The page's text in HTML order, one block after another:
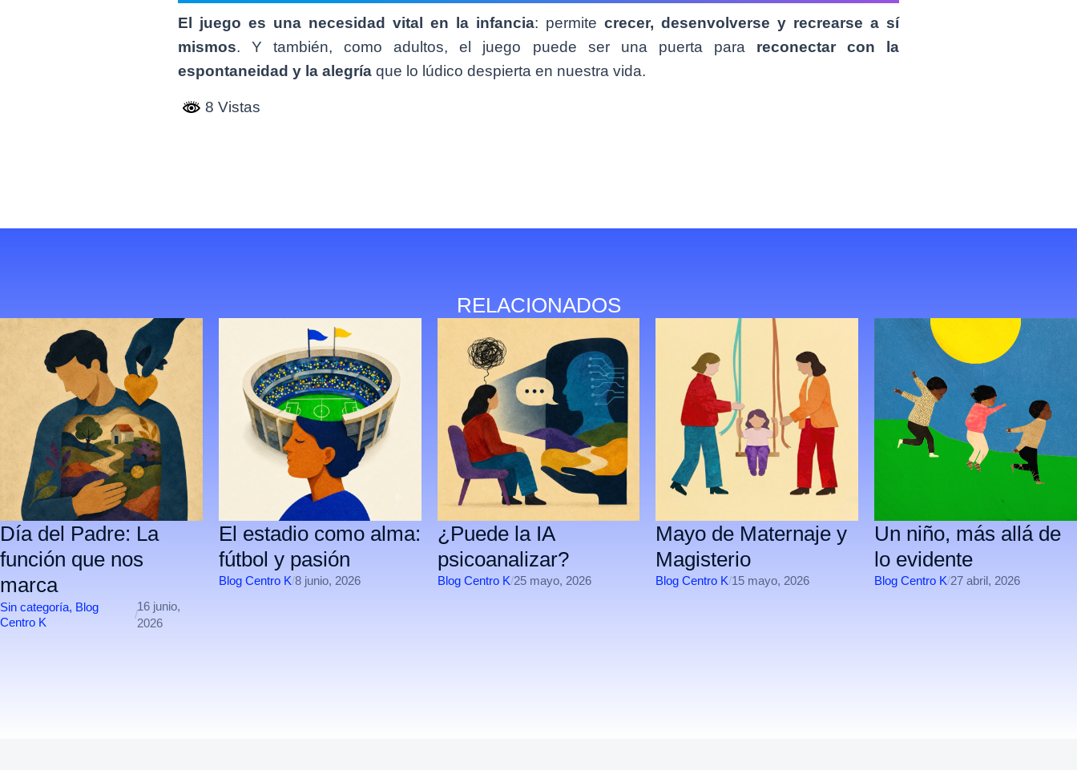
El juego es una necesidad vital en la infancia: permite crecer, desenvolverse y recrearse a sí
mismos. Y también, como adultos, el juego puede ser una puerta para reconectar con la
espontaneidad y la alegría que lo lúdico despierta en nuestra vida.
8 Vistas
RELACIONADOS
Día del Padre: La
función que nos
marca
Sin categorí­a, Blog
Centro K
/
16 junio,
2026
El estadio como alma:
fútbol y pasión
Blog Centro K/8 junio, 2026
¿Puede la IA
psicoanalizar?
Blog Centro K/25 mayo, 2026
Mayo de Maternaje y
Magisterio
Blog Centro K/15 mayo, 2026
Un niño, más allá de
lo evidente
Blog Centro K/27 abril, 2026